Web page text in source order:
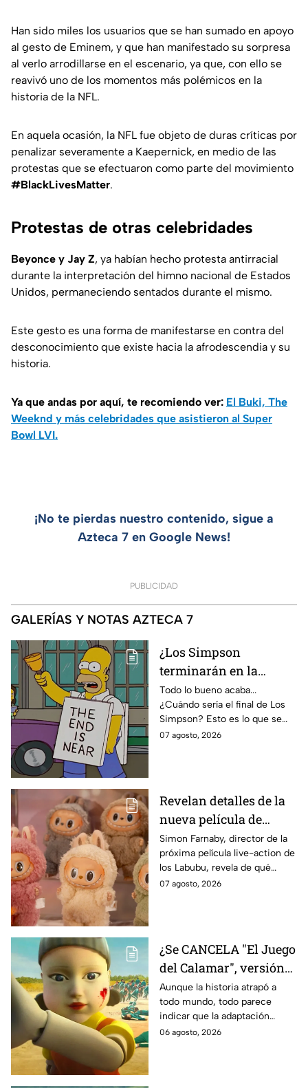
Han sido miles los usuarios que se han sumado en apoyo
al gesto de Eminem, y que han manifestado su sorpresa
al verlo arrodillarse en el escenario, ya que, con ello se
reavivó uno de los momentos más polémicos en la
historia de la NFL.
En aquela ocasión, la NFL fue objeto de duras críticas por
penalizar severamente a Kaepernick, en medio de las
protestas que se efectuaron como parte del movimiento
#BlackLivesMatter.
Protestas de otras celebridades
Beyonce y Jay Z, ya habían hecho protesta antirracial
durante la interpretación del himno nacional de Estados
Unidos, permaneciendo sentados durante el mismo.
Este gesto es una forma de manifestarse en contra del
desconocimiento que existe hacia la afrodescendia y su
historia.
Ya que andas por aquí, te recomiendo ver: El Buki, The
Weeknd y más celebridades que asistieron al Super
Bowl LVI.
¡No te pierdas nuestro contenido, sigue a
Azteca 7 en Google News!
PUBLICIDAD
GALERÍAS Y NOTAS AZTECA 7
¿Los Simpson
terminarán en la
temporada 40? Actriz
de Bart Simpson da
IMPACTANTE
declaración
Todo lo bueno acaba...
¿Cuándo sería el final de Los
Simpson? Esto es lo que se
sabe:
07 agosto, 2026
Revelan detalles de la
nueva película de
Labubu: de qué tratará
y cuándo se estrena
Simon Farnaby, director de la
próxima película live-action de
los Labubu, revela de qué
tratará la cinta. Aquí te
07 agosto, 2026
¿Se CANCELA "El Juego
del Calamar", versión
Estados Unidos? Esto
es lo que se sabe al
momento
Aunque la historia atrapó a
todo mundo, todo parece
indicar que la adaptación
podría ser cancelada:
06 agosto, 2026